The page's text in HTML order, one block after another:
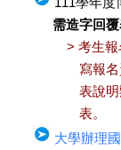
需造字回
> 考生
寫報
表說
表。
大學辦理